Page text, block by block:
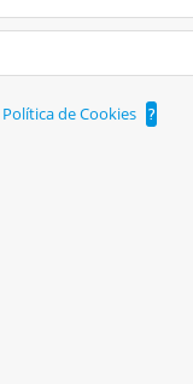
Política de Cookies ?